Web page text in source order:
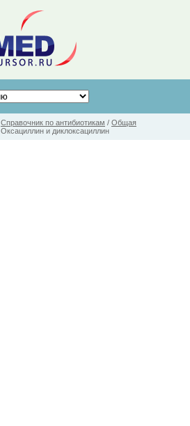
Справочник по антибиотикам / Общая
Оксациллин и диклоксациллин